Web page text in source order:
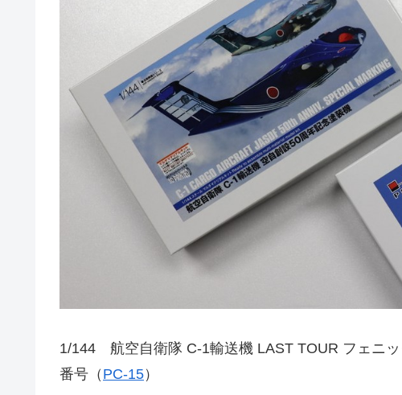
1/144 航空自衛隊 C-1輸送機 LAST TOUR フェ
番号（ PC-15）